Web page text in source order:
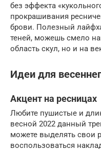
без эффекта
прокрашивания
брови. Полезный
теней, можешь смело
область скул, но и на
Идеи для
Акцент на ресницах
Любите пушистые и
весной 2022 данный
можете выделять свои
воспользоваться